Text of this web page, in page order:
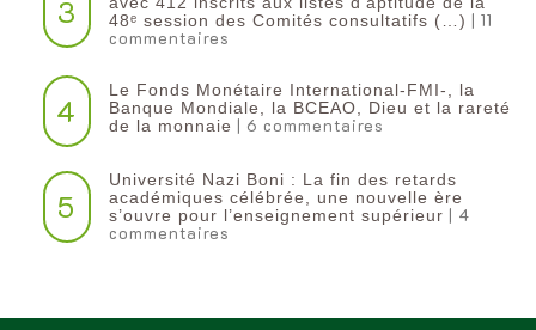
3
48ᵉ session des Comités consultatifs (…) | 11
commentaires
4
Le Fonds Monétaire International-FMI-, la
Banque Mondiale, la BCEAO, Dieu et la rareté
de la monnaie | 6 commentaires
5
Université Nazi Boni : La fin des retards
académiques célébrée, une nouvelle ère
s’ouvre pour l’enseignement supérieur | 4
commentaires